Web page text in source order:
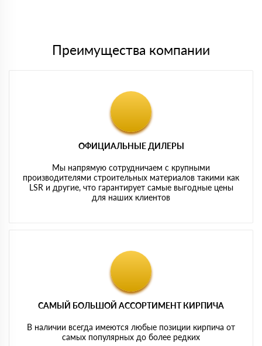
Преимущества компании
ОФИЦИАЛЬНЫЕ ДИЛЕРЫ
Мы напрямую сотрудничаем с крупными
производителями строительных материалов такими как
LSR и другие, что гарантирует самые выгодные цены
для наших клиентов
САМЫЙ БОЛЬШОЙ АССОРТИМЕНТ КИРПИЧА
В наличии всегда имеются любые позиции кирпича от
самых популярных до более редких